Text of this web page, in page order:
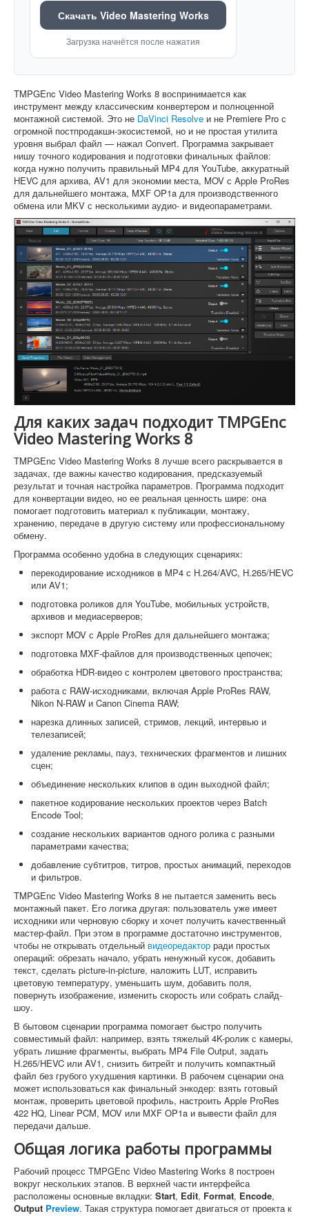
Скачать Video Mastering Works
Загрузка начнётся после нажатия
TMPGEnc Video Mastering Works 8 воспринимается как
инструмент между классическим конвертером и полноценной
монтажной системой. Это не DaVinci Resolve и не Premiere Pro с
огромной постпродакшн-экосистемой, но и не простая утилита
уровня выбрал файл — нажал Convert. Программа закрывает
нишу точного кодирования и подготовки финальных файлов:
когда нужно получить правильный MP4 для YouTube, аккуратный
HEVC для архива, AV1 для экономии места, MOV с Apple ProRes
для дальнейшего монтажа, MXF OP1a для производственного
обмена или MKV с несколькими аудио- и видеопараметрами.
Для каких задач подходит TMPGEnc
Video Mastering Works 8
TMPGEnc Video Mastering Works 8 лучше всего раскрывается в
задачах, где важны качество кодирования, предсказуемый
результат и точная настройка параметров. Программа подходит
для конвертации видео, но ее реальная ценность шире: она
помогает подготовить материал к публикации, монтажу,
хранению, передаче в другую систему или профессиональному
обмену.
Программа особенно удобна в следующих сценариях:
перекодирование исходников в MP4 с H.264/AVC, H.265/HEVC
или AV1;
подготовка роликов для YouTube, мобильных устройств,
архивов и медиасерверов;
экспорт MOV с Apple ProRes для дальнейшего монтажа;
подготовка MXF-файлов для производственных цепочек;
обработка HDR-видео с контролем цветового пространства;
работа с RAW-исходниками, включая Apple ProRes RAW,
Nikon N-RAW и Canon Cinema RAW;
нарезка длинных записей, стримов, лекций, интервью и
телезаписей;
удаление рекламы, пауз, технических фрагментов и лишних
сцен;
объединение нескольких клипов в один выходной файл;
пакетное кодирование нескольких проектов через Batch
Encode Tool;
создание нескольких вариантов одного ролика с разными
параметрами качества;
добавление субтитров, титров, простых анимаций, переходов
и фильтров.
TMPGEnc Video Mastering Works 8 не пытается заменить весь
монтажный пакет. Его логика другая: пользователь уже имеет
исходники или черновую сборку и хочет получить качественный
мастер-файл. При этом в программе достаточно инструментов,
чтобы не открывать отдельный видеоредактор ради простых
операций: обрезать начало, убрать ненужный кусок, добавить
текст, сделать picture-in-picture, наложить LUT, исправить
цветовую температуру, уменьшить шум, добавить поля,
повернуть изображение, изменить скорость или собрать слайд-
шоу.
В бытовом сценарии программа помогает быстро получить
совместимый файл: например, взять тяжелый 4K-ролик с камеры,
убрать лишние фрагменты, выбрать MP4 File Output, задать
H.265/HEVC или AV1, снизить битрейт и получить компактный
файл без грубого ухудшения картинки. В рабочем сценарии она
может использоваться как финальный энкодер: взять готовый
монтаж, проверить цветовой профиль, настроить Apple ProRes
422 HQ, Linear PCM, MOV или MXF OP1a и вывести файл для
передачи дальше.
Общая логика работы программы
Рабочий процесс TMPGEnc Video Mastering Works 8 построен
вокруг нескольких этапов. В верхней части интерфейса
расположены основные вкладки: Start, Edit, Format, Encode,
Output Preview. Такая структура помогает двигаться от проекта к